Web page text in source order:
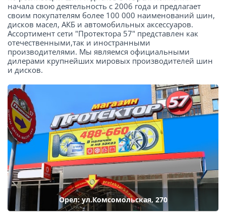
Орел: ул.Комсомольская, 270
начала свою деятельность с 2006 года и предлагает
своим покупателям более 100 000 наименований шин,
дисков масел, АКБ и автомобильных аксессуаров.
Ассортимент сети "Протектора 57" представлен как
отечественными,так и иностранными
производителями. Мы являемся официальными
дилерами крупнейших мировых производителей шин
и дисков.